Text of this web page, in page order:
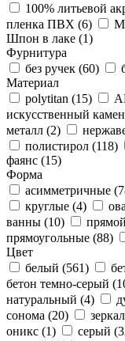
100% литьевой
пленка ПВХ (6)
Шпон в лаке (1)
Фурнитура
без ручек (60)
Материал
polytitan (15)
искусственный
металл (2)
полистирол (118)
фаянс (15)
Форма
асимметричные (
круглые (4)
ванны (10)
прямоугольные (88)
Цвет
белый (561)
бетон темно-серый (
натуральный (4)
сонома (20)
оникс (1) серый (